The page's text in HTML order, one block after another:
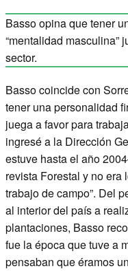
Basso opina que tener
“mentalidad masculina”
sector.
Basso coincide con
tener una personalidad
juega a favor para
ingresé a la Dirección
estuve hasta el año
revista Forestal y no era
trabajo de campo”. Del
al interior del país a
plantaciones, Basso
fue la época que tuve a
pensaban que éramos